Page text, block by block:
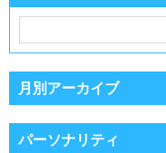
月別アーカイブ
パーソナリティ